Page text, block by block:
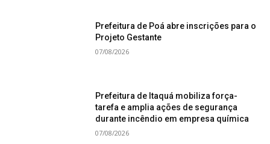
Prefeitura de Poá abre inscrições para o
Projeto Gestante
07/08/2026
Prefeitura de Itaquá mobiliza força-
tarefa e amplia ações de segurança
durante incêndio em empresa química
07/08/2026